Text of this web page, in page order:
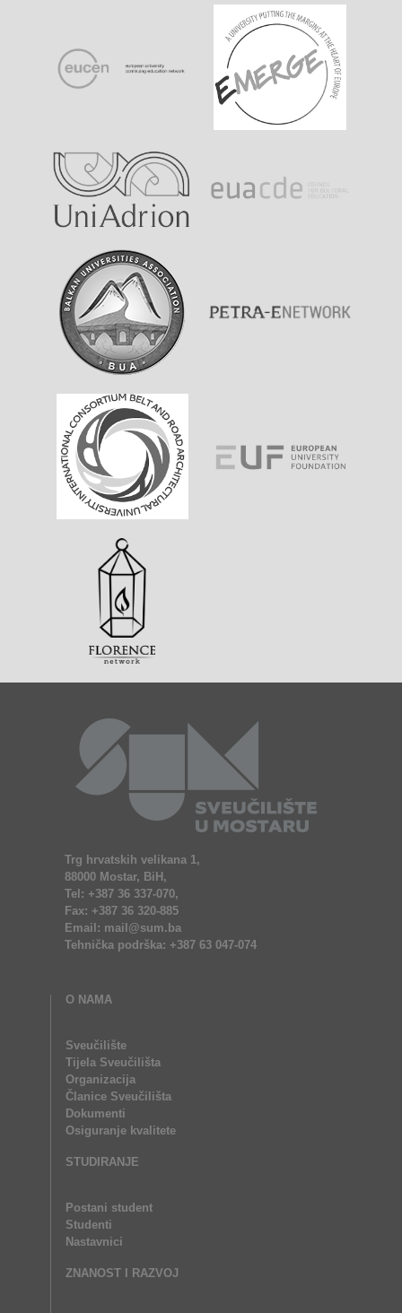
Trg hrvatskih velikana 1,
88000 Mostar, BiH,
Tel: +387 36 337-070,
Fax: +387 36 320-885
Email: mail@sum.ba
Tehnička podrška: +387 63 047-074
O NAMA
Sveučilište
Tijela Sveučilišta
Organizacija
Članice Sveučilišta
Dokumenti
Osiguranje kvalitete
STUDIRANJE
Postani student
Studenti
Nastavnici
ZNANOST I RAZVOJ